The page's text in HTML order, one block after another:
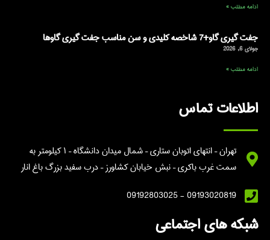
ادامه مطلب »
جفت گیری گاو+7 شاخصه کلیدی و سن مناسب جفت گیری گاوها
جولای 6, 2026
ادامه مطلب »
اطلاعات تماس
تهران – انتهای اتوبان ستاری – شمال میدان دانشگاه – ۱ کیلومتر به
سمت غرب باکری – نبش خیابان کشاورز – درب سفید بزرگ باغ انار
09193020819 - 09192803025
شبکه های اجتماعی